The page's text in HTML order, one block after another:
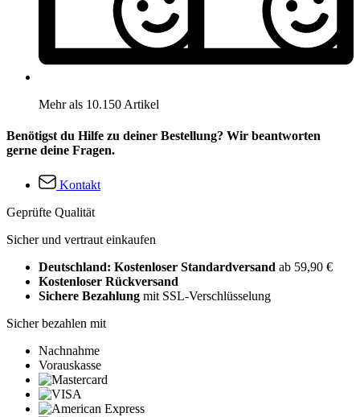
Mehr als 10.150 Artikel
Benötigst du Hilfe zu deiner Bestellung? Wir beantworten
gerne deine Fragen.
Kontakt
Geprüfte Qualität
Sicher und vertraut einkaufen
Deutschland: Kostenloser Standardversand ab 59,90 €
Kostenloser Rückversand
Sichere Bezahlung mit SSL-Verschlüsselung
Sicher bezahlen mit
Nachnahme
Vorauskasse